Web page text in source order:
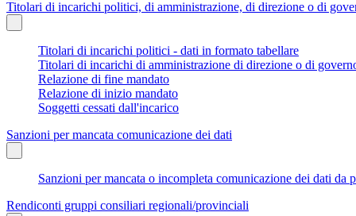
Titolari di incarichi politici, di amministrazione, di direzione o di
Titolari di incarichi politici - dati in formato tabellare
Titolari di incarichi di amministrazione di direzione o di
Relazione di fine mandato
Relazione di inizio mandato
Soggetti cessati dall'incarico
Sanzioni per mancata comunicazione dei dati
Sanzioni per mancata o incompleta comunicazione dei dati
Rendiconti gruppi consiliari regionali/provinciali